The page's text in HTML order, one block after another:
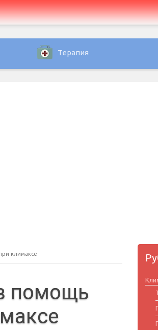
Терапия
климаксе
помощь